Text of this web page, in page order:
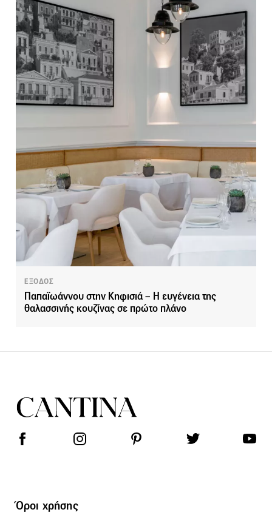
ΕΞΟΔΟΣ
Παπαϊωάννου στην Κηφισιά – Η ευγένεια της
θαλασσινής κουζίνας σε πρώτο πλάνο
Όροι χρήσης